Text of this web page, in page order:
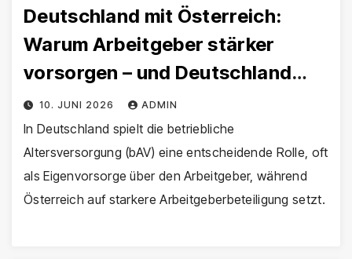
Deutschland mit Österreich:
Warum Arbeitgeber stärker
vorsorgen – und Deutschland
hinterherhinkt!
10. JUNI 2026 ADMIN
In Deutschland spielt die betriebliche
Altersversorgung (bAV) eine entscheidende Rolle, oft
als Eigenvorsorge über den Arbeitgeber, während
Österreich auf starkere Arbeitgeberbeteiligung setzt.